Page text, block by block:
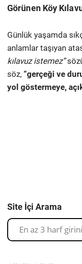
Görünen Köy
Günlük yaşamda
anlamlar taşıyan
kılavuz istemez”
söz, “gerçeği ve
yol göstermeye,
Site İçi Arama